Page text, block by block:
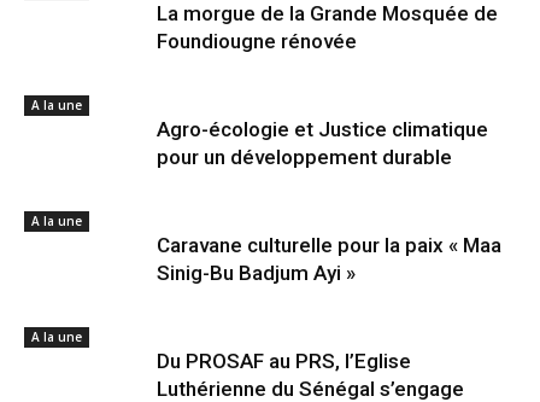
La morgue de la Grande Mosquée de
Foundiougne rénovée
A la une
Agro-écologie et Justice climatique
pour un développement durable
A la une
Caravane culturelle pour la paix « Maa
Sinig-Bu Badjum Ayi »
A la une
Du PROSAF au PRS, l’Eglise
Luthérienne du Sénégal s’engage